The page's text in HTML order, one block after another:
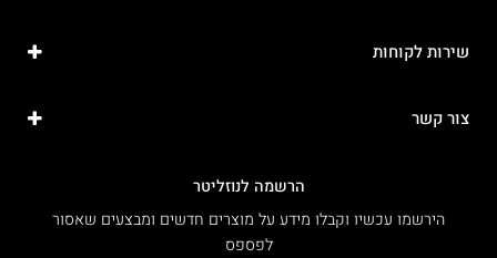
שירות לקוחות
צור קשר
הרשמה לנוזליטר
הירשמו עכשיו וקבלו מידע על מוצרים חדשים ומבצעים שאסור
לפספס